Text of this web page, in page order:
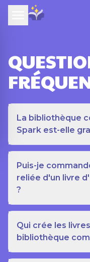
La bibliothèque
Spark est-elle
Puis-je
reliée d'un livre
?
Qui crée les
bibliothèque